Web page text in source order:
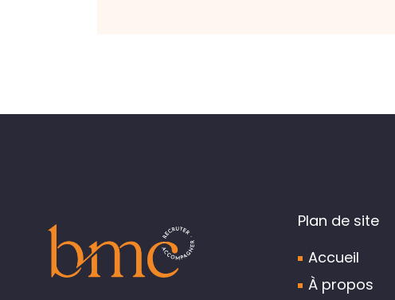
Plan de site
Accueil
À propos